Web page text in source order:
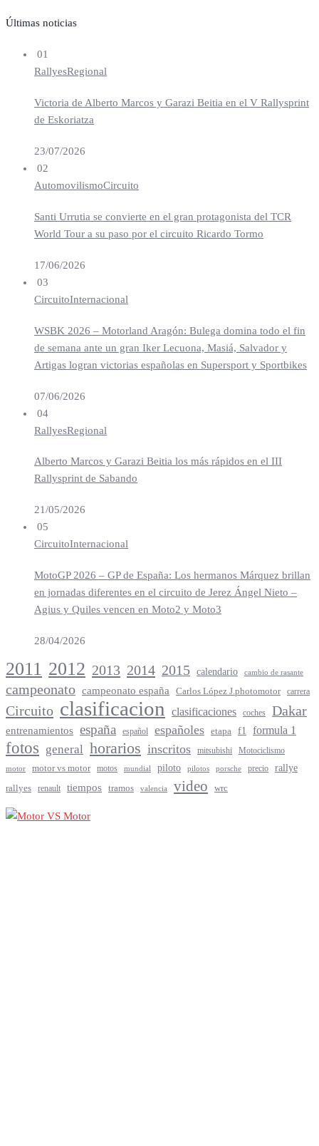
Últimas noticias
01
RallyesRegional
Victoria de Alberto Marcos y Garazi Beitia en el V Rallysprint
de Eskoriatza
23/07/2026
02
AutomovilismoCircuito
Santi Urrutia se convierte en el gran protagonista del TCR
World Tour a su paso por el circuito Ricardo Tormo
17/06/2026
03
CircuitoInternacional
WSBK 2026 – Motorland Aragón: Bulega domina todo el fin
de semana ante un gran Iker Lecuona, Masiá, Salvador y
Artigas logran victorias españolas en Supersport y Sportbikes
07/06/2026
04
RallyesRegional
Alberto Marcos y Garazi Beitia los más rápidos en el III
Rallysprint de Sabando
21/05/2026
05
CircuitoInternacional
MotoGP 2026 – GP de España: Los hermanos Márquez brillan
en jornadas diferentes en el circuito de Jerez Ángel Nieto –
Agius y Quiles vencen en Moto2 y Moto3
28/04/2026
2011 2012 2013 2014 2015 calendario cambio de rasante
campeonato campeonato españa Carlos López J.photomotor carrera
Circuito clasificacion clasificaciones coches Dakar
entrenamientos españa español españoles etapa f1 formula 1
fotos general horarios inscritos mitsubishi Motociclismo
motor motor vs motor motos mundial piloto pilotos porsche precio rallye
rallyes renault tiempos tramos valencia video wrc